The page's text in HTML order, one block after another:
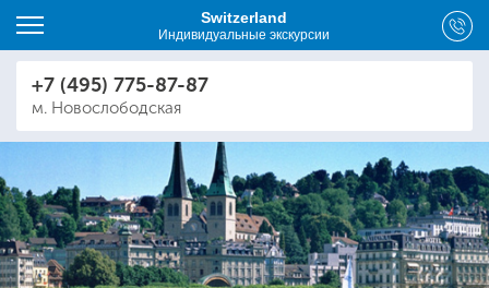
Switzerland
Индивидуальные экскурсии
+7 (495) 775-87-87
м. Новослободская